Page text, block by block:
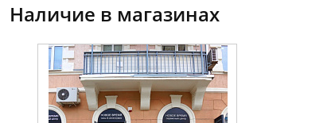
Наличие в магазинах